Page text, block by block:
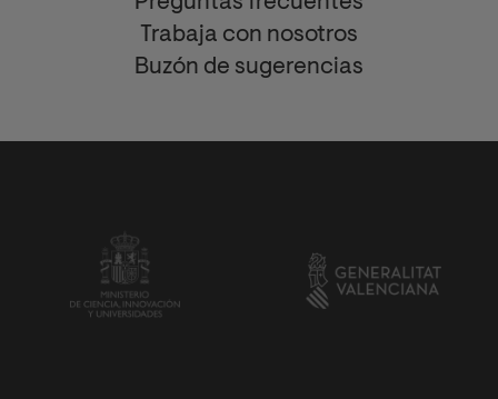
Trabaja con nosotros
Buzón de sugerencias